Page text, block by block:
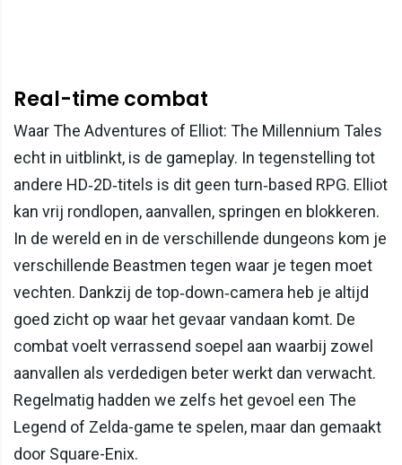
Real-time combat
Waar The Adventures of Elliot: The Millennium Tales
echt in uitblinkt, is de gameplay. In tegenstelling tot
andere HD‑2D‑titels is dit geen turn‑based RPG. Elliot
kan vrij rondlopen, aanvallen, springen en blokkeren.
In de wereld en in de verschillende dungeons kom je
verschillende Beastmen tegen waar je tegen moet
vechten. Dankzij de top‑down‑camera heb je altijd
goed zicht op waar het gevaar vandaan komt. De
combat voelt verrassend soepel aan waarbij zowel
aanvallen als verdedigen beter werkt dan verwacht.
Regelmatig hadden we zelfs het gevoel een The
Legend of Zelda-game te spelen, maar dan gemaakt
door Square-Enix.